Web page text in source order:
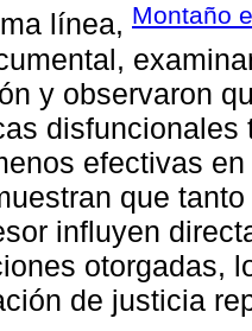
línea, Montaño
y observaron
efectivas
que
influyen
otorgadas,
de justicia